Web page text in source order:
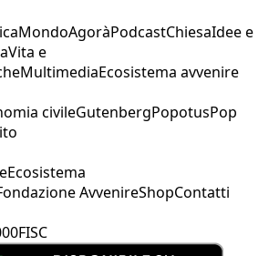
MondoAgoràPodcastChiesaIdee e
Vita e
MultimediaEcosistema avvenire
civileGutenbergPopotusPop
Ecosistema
AvvenireShopContatti
FISC